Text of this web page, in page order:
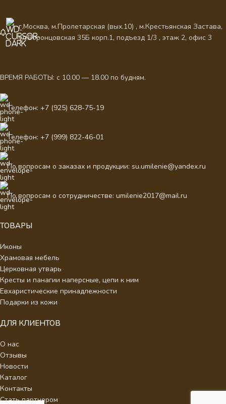
г.Москва, м.Пролетарская (вых.10) , м.Крестьянская Застава,
ул.Воронцовская 35Б корп.1, подъезд 1/3 , этаж 2, офис 3
ВРЕМЯ РАБОТЫ: с 10.00 — 18.00 по будням.
Телефон: +7 (925) 628-75-19
Телефон: +7 (999) 822-46-01
По вопросам о заказах и продукции: su.umilenie@yandex.ru
По вопросам о сотрудничестве: umilenie2017@mail.ru
ТОВАРЫ
Иконы
Храмовая мебель
Церковная утварь
Кресты и панагии наперсные, цепи к ним
Евхаристические принадлежности
Подарки из кожи
ДЛЯ КЛИЕНТОВ
О нас
Отзывы
Новости
Каталог
Контакты
Стать партнером